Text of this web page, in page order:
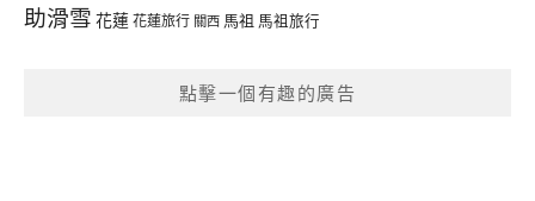
助滑雪 花蓮花蓮旅行 關西 馬祖 馬祖旅行
點擊一個有趣的廣告